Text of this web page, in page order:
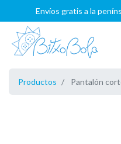
Envíos gratis a la
Productos Pantalón